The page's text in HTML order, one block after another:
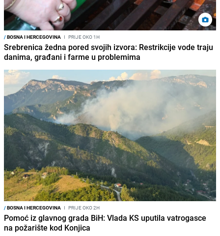
/BOSNA I HERCEGOVINA I PRIJE OKO 1H
Srebrenica žedna pored svojih izvora: Restrikcije vode traju
danima, građani i farme u problemima
/BOSNA I HERCEGOVINA I PRIJE OKO 2H
Pomoć iz glavnog grada BiH: Vlada KS uputila vatrogasce
na požarište kod Konjica